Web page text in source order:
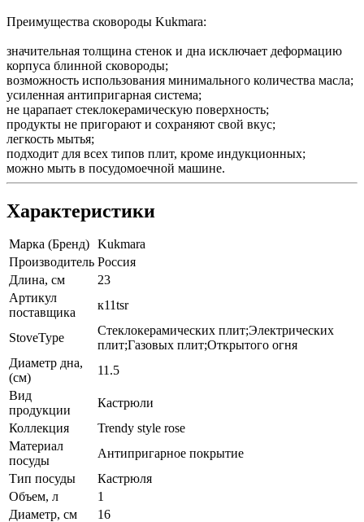
Преимущества сковороды Kukmara:
значительная толщина стенок и дна исключает деформацию
корпуса блинной сковороды;
возможность использования минимального количества масла;
усиленная антипригарная система;
не царапает стеклокерамическую поверхность;
продукты не пригорают и сохраняют свой вкус;
легкость мытья;
подходит для всех типов плит, кроме индукционных;
можно мыть в посудомоечной машине.
Характеристики
Марка (Бренд) Kukmara
Производитель Россия
Длина, см
23
Артикул
поставщика
к11tsr
StoveType
Стеклокерамических плит;Электрических
плит;Газовых плит;Открытого огня
Диаметр дна,
(см)
11.5
Вид
продукции
Кастрюли
Коллекция
Trendy style rose
Материал
посуды
Антипригарное покрытие
Тип посуды
Кастрюля
Объем, л
1
Диаметр, см
16